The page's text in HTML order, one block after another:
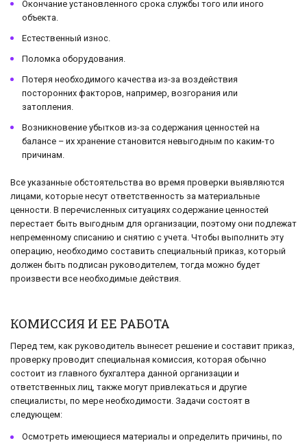
Окончание установленного срока службы того или иного
объекта.
Естественный износ.
Поломка оборудования.
Потеря необходимого качества из-за воздействия
посторонних факторов, например, возгорания или
затопления.
Возникновение убытков из-за содержания ценностей на
балансе – их хранение становится невыгодным по каким-то
причинам.
Все указанные обстоятельства во время проверки выявляются
лицами, которые несут ответственность за материальные
ценности. В перечисленных ситуациях содержание ценностей
перестает быть выгодным для организации, поэтому они подлежат
непременному списанию и снятию с учета. Чтобы выполнить эту
операцию, необходимо составить специальный приказ, который
должен быть подписан руководителем, тогда можно будет
произвести все необходимые действия.
КОМИССИЯ И ЕЕ РАБОТА
Перед тем, как руководитель вынесет решение и составит приказ,
проверку проводит специальная комиссия, которая обычно
состоит из главного бухгалтера данной организации и
ответственных лиц, также могут привлекаться и другие
специалисты, по мере необходимости. Задачи состоят в
следующем:
Осмотреть имеющиеся материалы и определить причины, по